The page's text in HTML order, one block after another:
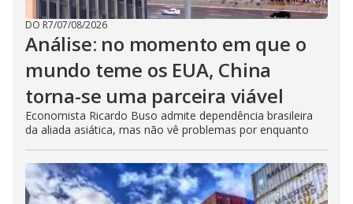
DO R7/07/08/2026
Análise: no momento em que o
mundo teme os EUA, China
torna-se uma parceira viável
Economista Ricardo Buso admite dependência brasileira
da aliada asiática, mas não vê problemas por enquanto